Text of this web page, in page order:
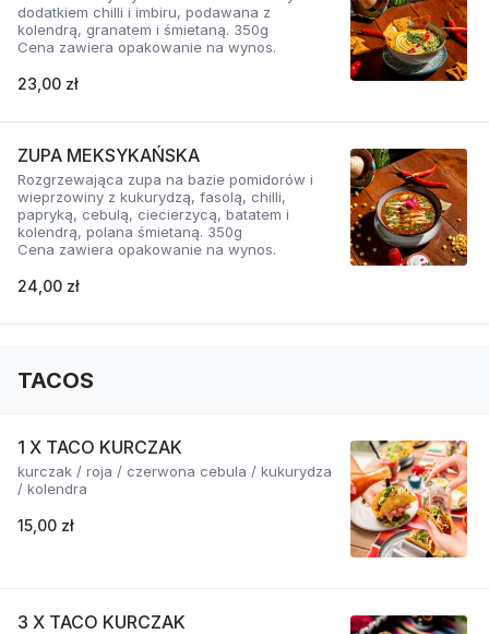
dodatkiem chilli i imbiru, podawana z
kolendrą, granatem i śmietaną. 350g
Cena zawiera opakowanie na wynos.
23,00 zł
ZUPA MEKSYKAŃSKA
Rozgrzewająca zupa na bazie pomidorów i
wieprzowiny z kukurydzą, fasolą, chilli,
papryką, cebulą, ciecierzycą, batatem i
kolendrą, polana śmietaną. 350g
Cena zawiera opakowanie na wynos.
24,00 zł
TACOS
1 X TACO KURCZAK
kurczak / roja / czerwona cebula / kukurydza
/ kolendra
15,00 zł
3 X TACO KURCZAK